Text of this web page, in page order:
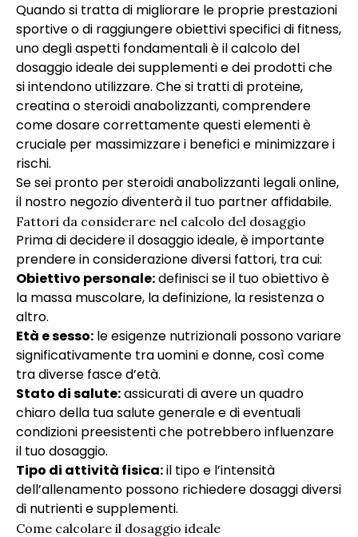
Quando si tratta di migliorare le proprie prestazioni
sportive o di raggiungere obiettivi specifici di fitness,
uno degli aspetti fondamentali è il calcolo del
dosaggio ideale dei supplementi e dei prodotti che
si intendono utilizzare. Che si tratti di proteine,
creatina o steroidi anabolizzanti, comprendere
come dosare correttamente questi elementi è
cruciale per massimizzare i benefici e minimizzare i
rischi.
Se sei pronto persteroidi anabolizzanti legali online,
il nostro negozio diventerà il tuo partner affidabile.
Fattori da considerare nel calcolo del dosaggio
Prima di decidere il dosaggio ideale, è importante
prendere in considerazione diversi fattori, tra cui:
Obiettivo personale:definisci se il tuo obiettivo è
la massa muscolare, la definizione, la resistenza o
altro.
Età e sesso: le esigenze nutrizionali possono variare
significativamente tra uomini e donne, così come
tra diverse fasce d’età.
Stato di salute:assicurati di avere un quadro
chiaro della tua salute generale e di eventuali
condizioni preesistenti che potrebbero influenzare
il tuo dosaggio.
Tipo di attività fisica:il tipo e l’intensità
dell’allenamento possono richiedere dosaggi diversi
di nutrienti e supplementi.
Come calcolare il dosaggio ideale